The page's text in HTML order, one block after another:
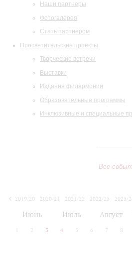
Наши партнеры
Фотогалерея
Стать партнером
Просветительские проекты
Творческие встречи
Выставки
Издания филармонии
Образовательные программы
Инклюзивные и специальные
Все
2019/20
2020/21 2021/22 2022/23
2023/
Июнь Июль Август
2 3 4 5 6 7 8